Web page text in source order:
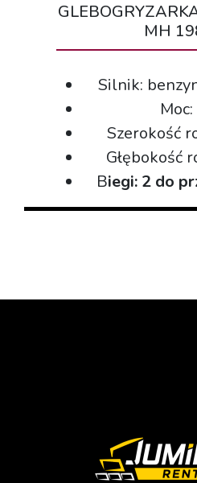
MH
Silnik:
Szerokość
Głębokość
Biegi: 2 do